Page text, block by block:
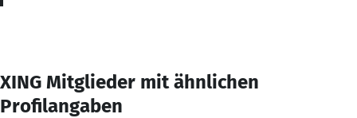
XING Mitglieder mit ähnlichen
Profilangaben